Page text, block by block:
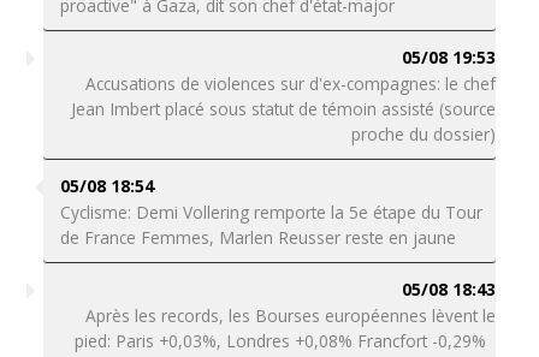
proactive" à Gaza, dit son chef d'état-major
05/08 19:53
Accusations de violences sur d'ex-compagnes: le chef
Jean Imbert placé sous statut de témoin assisté (source
proche du dossier)
05/08 18:54
Cyclisme: Demi Vollering remporte la 5e étape du Tour
de France Femmes, Marlen Reusser reste en jaune
05/08 18:43
Après les records, les Bourses européennes lèvent le
pied: Paris +0,03%, Londres +0,08% Francfort -0,29%